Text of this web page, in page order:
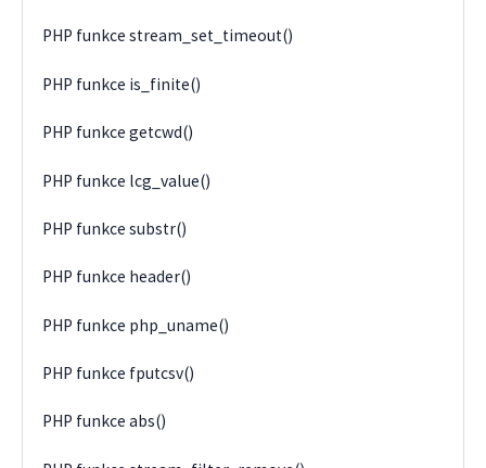
PHP funkce stream_set_timeout()
PHP funkce is_finite()
PHP funkce getcwd()
PHP funkce lcg_value()
PHP funkce substr()
PHP funkce header()
PHP funkce php_uname()
PHP funkce fputcsv()
PHP funkce abs()